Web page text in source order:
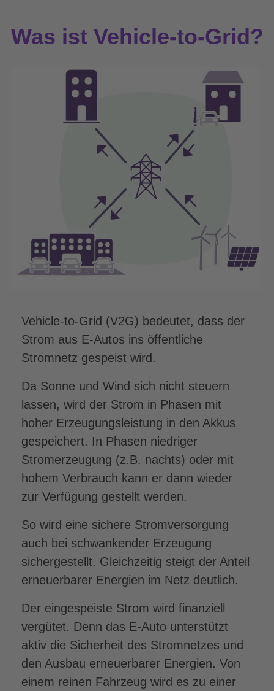
Was ist Vehicle-to-Grid?
Vehicle-to-Grid (V2G) bedeutet, dass der
Strom aus E-Autos ins öffentliche
Stromnetz gespeist wird.
Da Sonne und Wind sich nicht steuern
lassen, wird der Strom in Phasen mit
hoher Erzeugungsleistung in den Akkus
gespeichert. In Phasen niedriger
Stromerzeugung (z.B. nachts) oder mit
hohem Verbrauch kann er dann wieder
zur Verfügung gestellt werden.
So wird eine sichere Stromversorgung
auch bei schwankender Erzeugung
sichergestellt. Gleichzeitig steigt der Anteil
erneuerbarer Energien im Netz deutlich.
Der eingespeiste Strom wird finanziell
vergütet. Denn das E-Auto unterstützt
aktiv die Sicherheit des Stromnetzes und
den Ausbau erneuerbarer Energien. Von
einem reinen Fahrzeug wird es zu einer